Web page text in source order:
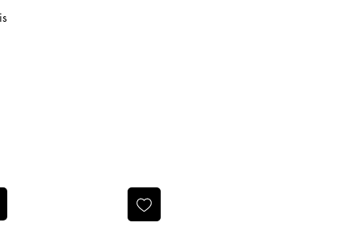
étoiles selon 1 avis